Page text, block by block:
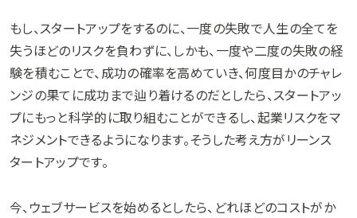
もし、スタートアップをするのに、一度の失敗で人生の全てを
失うほどのリスクを負わずに、しかも、一度や二度の失敗の経
験を積むことで、成功の確率を高めていき、何度目かのチャレ
ンジの果てに成功まで辿り着けるのだとしたら、スタートアッ
プにもっと科学的に取り組むことができるし、起業リスクをマ
ネジメントできるようになります。そうした考え方がリーンス
タートアップです。
今、ウェブサービスを始めるとしたら、どれほどのコストがか